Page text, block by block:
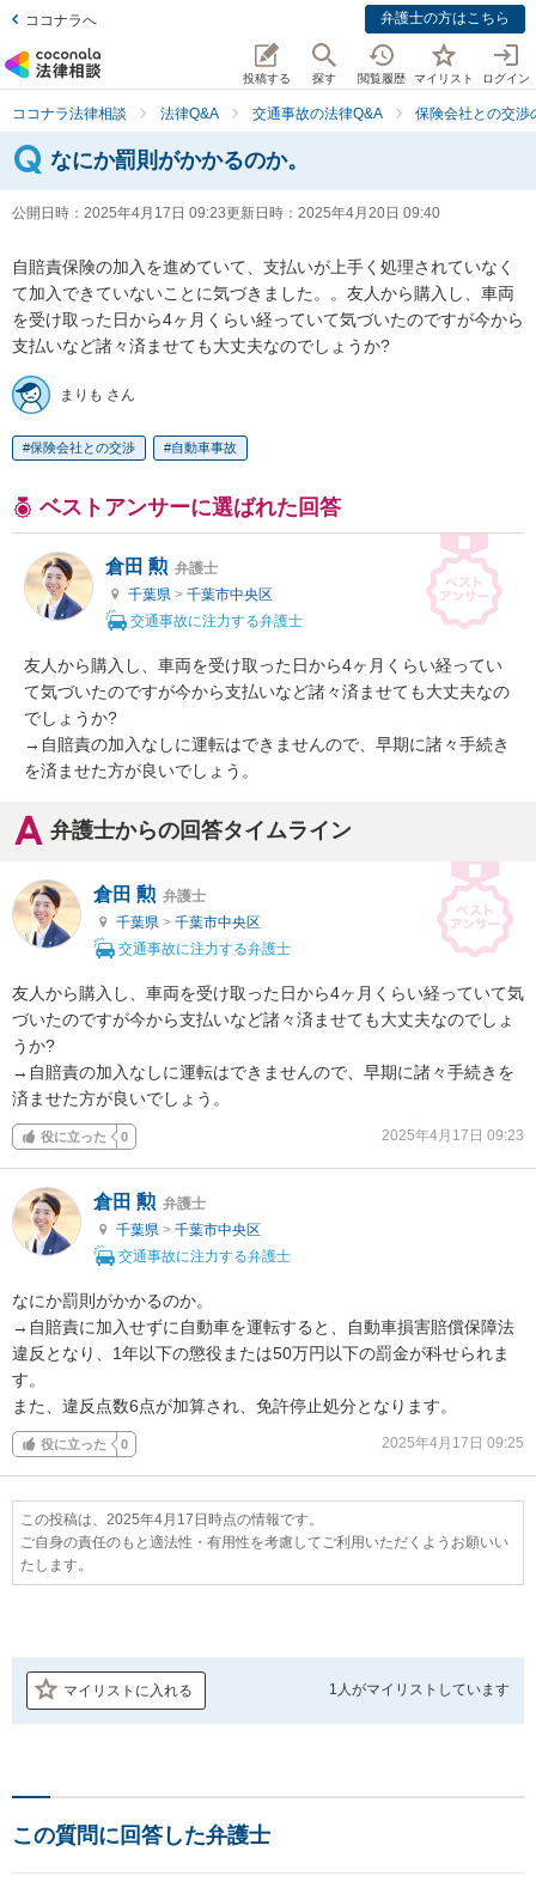
ココナラへ 弁護士の方はこちら
投稿する 探す 閲覧履歴 マイリスト ログイン
ココナラ法律相談 法律Q&A 交通事故の法律Q&A 保険会社との交渉
なにか罰則がかかるのか。
公開日時： 2025年4月17日 09:23更新日時： 2025年4月20日 09:40
自賠責保険の加入を進めていて、支払いが上手く処理されていなく
て加入できていないことに気づきました。。友人から購入し、車両
を受け取った日から4ヶ月くらい経っていて気づいたのですが今から
支払いなど諸々済ませても大丈夫なのでしょうか?
まりも さん
保険会社との交渉 自動車事故
ベストアンサーに選ばれた回答
倉田 勲 弁護士
千葉県 > 千葉市中央区
交通事故に注力する弁護士
友人から購入し、車両を受け取った日から4ヶ月くらい経ってい
て気づいたのですが今から支払いなど諸々済ませても大丈夫なの
でしょうか?
→自賠責の加入なしに運転はできませんので、早期に諸々手続き
を済ませた方が良いでしょう。
弁護士からの回答タイムライン
倉田 勲 弁護士
千葉県 > 千葉市中央区
交通事故に注力する弁護士
友人から購入し、車両を受け取った日から4ヶ月くらい経っていて気
づいたのですが今から支払いなど諸々済ませても大丈夫なのでしょ
うか?
→自賠責の加入なしに運転はできませんので、早期に諸々手続きを
済ませた方が良いでしょう。
役に立った 0 2025年4月17日 09:23
倉田 勲 弁護士
千葉県 > 千葉市中央区
交通事故に注力する弁護士
なにか罰則がかかるのか。
→自賠責に加入せずに自動車を運転すると、自動車損害賠償保障法
違反となり、1年以下の懲役または50万円以下の罰金が科せられま
す。
また、違反点数6点が加算され、免許停止処分となります。
役に立った 0 2025年4月17日 09:25
この投稿は、2025年4月17日時点の情報です。
ご自身の責任のもと適法性・有用性を考慮してご利用いただくようお願いい
たします。
マイリストに入れる 1人がマイリストしています
この質問に回答した弁護士